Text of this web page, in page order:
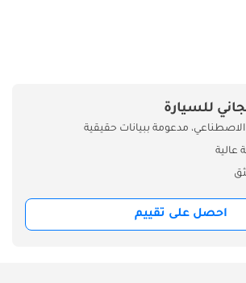
للسيارة
الاصطناعي، مدعومة ببيانات حقيقية
عالية
احصل على تقييم